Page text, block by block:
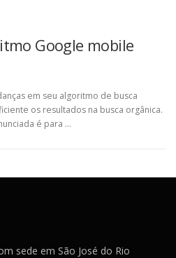
Google mobile
em seu algoritmo de busca
os resultados na busca orgânica.
é para …
sede em São José do Rio